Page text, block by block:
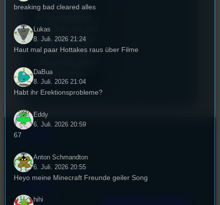
Runde und Nicole,
hat sich für uns Zeit
genommen um die
wichtigsten Fragen
zu beantworten.
FAQ
breaking bad cleared alles
Lukas
8. Juli. 2026 21:24
Haut mal paar Hottakes raus über Filme
DaBua
8. Juli. 2026 21:04
Habt ihr Erektionsprobleme?
Eddy
6. Juli. 2026 20:59
67
Anton Schmandton
6. Juli. 2026 20:55
Heyo meine Minecraft Freunde geiler Song
hihi